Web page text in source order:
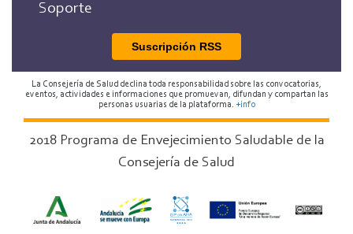
Soporte
Suscripción RSS
La Consejería de Salud declina toda responsabilidad sobre las convocatorias,
eventos, actividades e informaciones que promuevan, difundan y compartan las
personas usuarias de la plataforma. +info
2018 Programa de Envejecimiento Saludable de la
Consejería de Salud